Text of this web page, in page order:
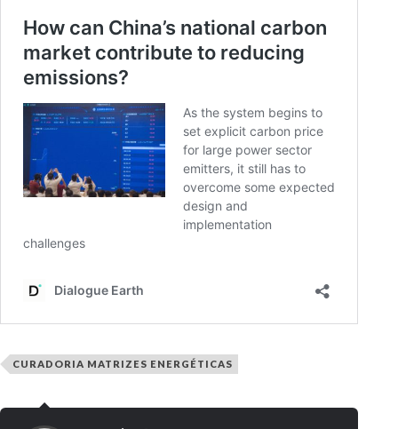
CURADORIA MATRIZES ENERGÉTICAS